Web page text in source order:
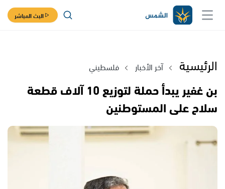
البث المباشر
الرئيسية آخر الأخبار فلسطيني
بن غفير يبدأ حملة لتوزيع 10 آلاف قطعة
سلاح على المستوطنين